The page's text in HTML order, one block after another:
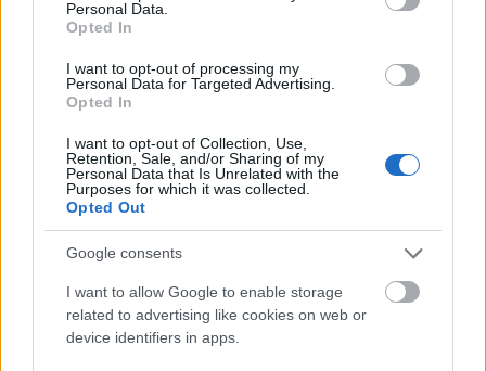
Personal Data.
Opted In
I want to opt-out of processing my
Personal Data for Targeted Advertising.
Opted In
I want to opt-out of Collection, Use,
Retention, Sale, and/or Sharing of my
Personal Data that Is Unrelated with the
Purposes for which it was collected.
Opted Out
Google consents
I want to allow Google to enable storage
related to advertising like cookies on web or
device identifiers in apps.